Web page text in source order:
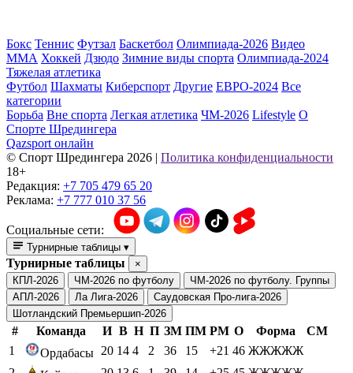
Бокс Теннис Футзал Баскетбол Олимпиада-2026 Видео
ММА Хоккей Дзюдо Зимние виды спорта Олимпиада-2024
Тяжелая атлетика
Футбол Шахматы Киберспорт Другие ЕВРО-2024 Все
категории
Борьба Вне спорта Легкая атлетика ЧМ-2026 Lifestyle О
Спорте Шредингера
Qazsport онлайн
© Cпорт Шредингера 2026
Политика конфиденциальности
18+
Редакция: +7 705 479 65 20
Реклама: +7 777 010 37 56
Социальные сети:
Турнирные таблицы ▾
Турнирные таблицы
×
КПЛ-2026
ЧМ-2026 по футболу
ЧМ-2026 по футболу. Группы
АПЛ-2026
Ла Лига-2026
Саудовская Про-лига-2026
Шотландский Премьершип-2026
# Команда И В Н П ЗМ ПМ РМ О Форма
СМ
1
Ордабасы 20 14 4 2 36 15 +21 46 ЖЖЖЖЖ